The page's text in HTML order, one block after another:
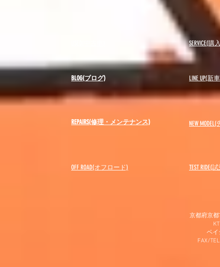
BLOG(ブログ)
SERVICE(
LINE UP(新
REPAIRS(修理・メンテナンス) NEW MODEL(
OFF ROAD(オフロード) ​TEST RIDE(
京都府京
ベイ
FAX/